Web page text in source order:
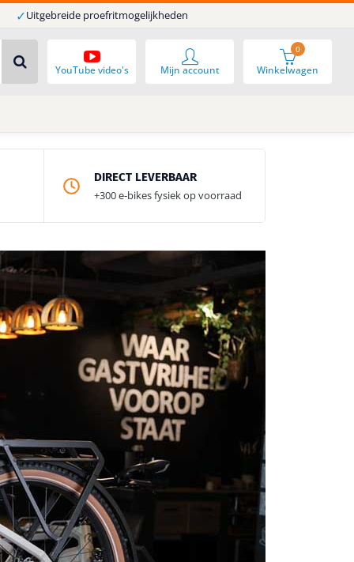
✓Uitgebreide proefritmogelijkheden
YouTube video's Winkelwagen
0
Mijn account
DIRECT LEVERBAAR
+300 e-bikes fysiek op voorraad